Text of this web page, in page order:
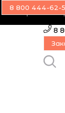
Возврат
8
8 800 444-62-